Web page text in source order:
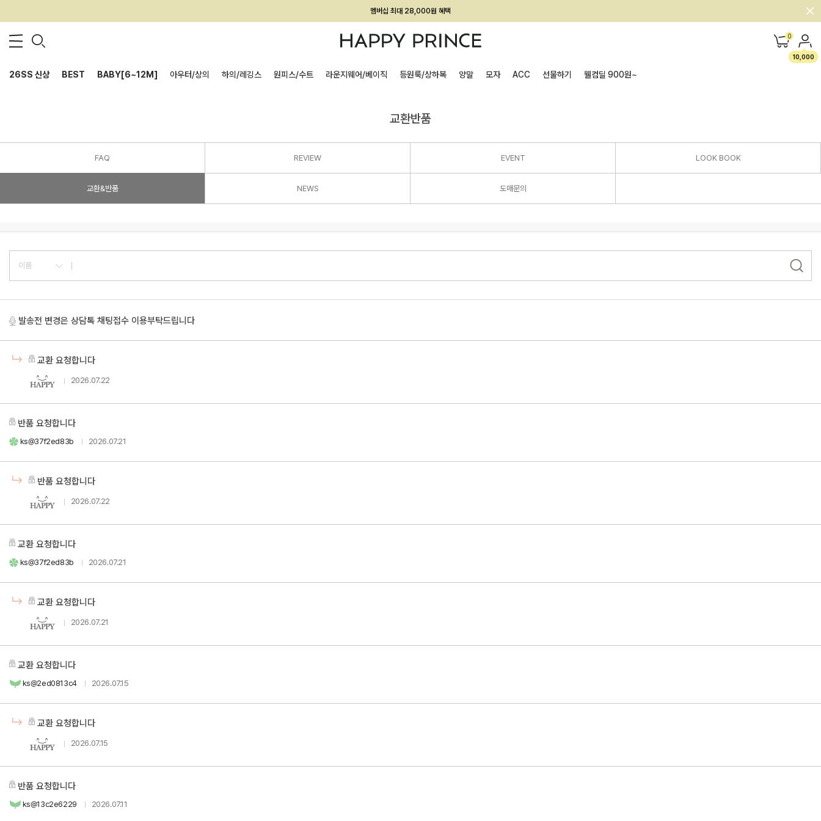
회원전용 아울렛, 가입하면 ~60% 할인!
멤버십 최대 28,000원 혜택 0
10,000
26SS 신상 BEST BABY[6~12M] 아우터/상의 하의/레깅스 원피스/수트 라운지웨어/베이직 등원룩/상하복 양말 모자 ACC 선물하기 웰컴딜 900원~
교환반품
FAQ REVIEW EVENT LOOK BOOK
교환&반품 NEWS 도매문의
발송전 변경은 상담톡 채팅접수 이용부탁드립니다
교환 요청합니다
2026.07.22
반품 요청합니다
ks@37f2ed83b 2026.07.21
반품 요청합니다
2026.07.22
교환 요청합니다
ks@37f2ed83b 2026.07.21
교환 요청합니다
2026.07.21
교환 요청합니다
ks@2ed0813c4 2026.07.15
교환 요청합니다
2026.07.15
반품 요청합니다
ks@13c2e6229 2026.07.11